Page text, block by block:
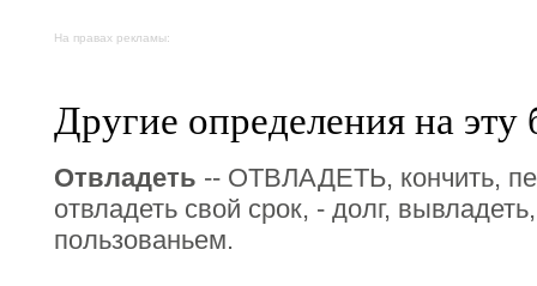
На правах рекламы:
Другие определения на эту
Отвладеть -- ОТВЛАДЕТЬ, кончить,
отвладеть свой срок, - долг,
пользованьем.